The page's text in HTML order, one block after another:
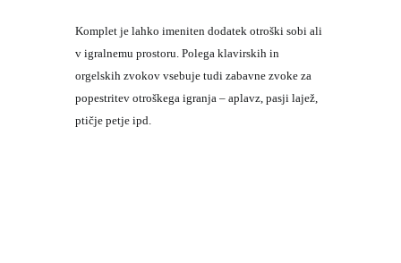
Komplet je lahko imeniten dodatek otroški sobi ali
v igralnemu prostoru. Polega klavirskih in
orgelskih zvokov vsebuje tudi zabavne zvoke za
popestritev otroškega igranja – aplavz, pasji lajež,
ptičje petje ipd.